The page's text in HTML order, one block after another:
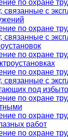
по охране
связанные с
по охране
связанные с
по охране
по охране
связанные с
под
по охране
по охране
работ
по охране